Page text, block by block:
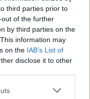
third parties prior to
of the further
by third parties on the
information may
on the IAB’s List of
disclose it to other
one or more Google